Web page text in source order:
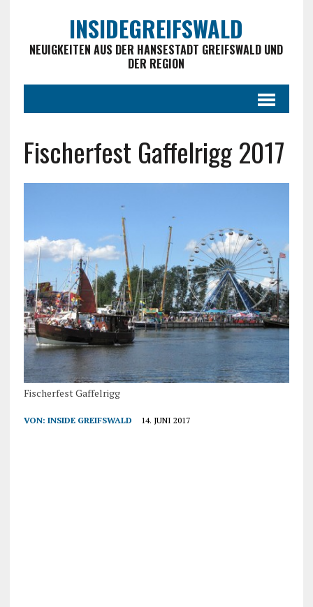
INSIDEGREIFSWALD
NEUIGKEITEN AUS DER HANSESTADT GREIFSWALD UND
DER REGION
Fischerfest Gaffelrigg 2017
Fischerfest Gaffelrigg
VON: INSIDE GREIFSWALD 14. JUNI 2017